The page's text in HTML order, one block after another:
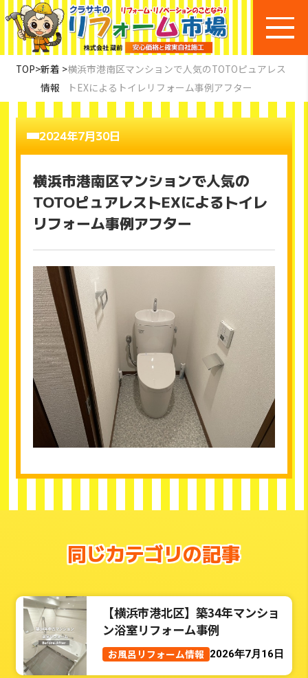
TOP>新着
情報
>横浜市港南区マンションで人気のTOTOピュアレス
トEXによるトイレリフォーム事例アフター
2024年7月30日
横浜市港南区マンションで人気の
TOTOピュアレストEXによるトイレ
リフォーム事例アフター
同じカテゴリの記事
【横浜市港北区】築34年マンショ
ン浴室リフォーム事例
お風呂リフォーム情報 2026年7月16日